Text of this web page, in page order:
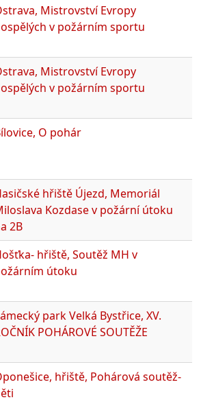
Mistrovství Evropy
v požárním sportu
Mistrovství Evropy
v požárním sportu
O pohár
hřiště Újezd, Memoriál
Kozdase v požární útoku
2B
hřiště, Soutěž MH v
útoku
park Velká Bystřice, XV.
POHÁROVÉ SOUTĚŽE
hřiště, Pohárová soutěž-